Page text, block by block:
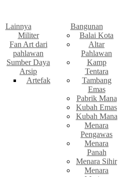
Lainnya
Militer
Fan Art dari
pahlawan
Sumber Daya
Arsip
Artefak
Bangunan
Balai Kota
Altar
Pahlawan
Kamp
Tentara
Tambang
Emas
Pabrik Mana
Kubah Emas
Kubah Mana
Menara
Pengawas
Menara
Panah
Menara Sihir
Menara